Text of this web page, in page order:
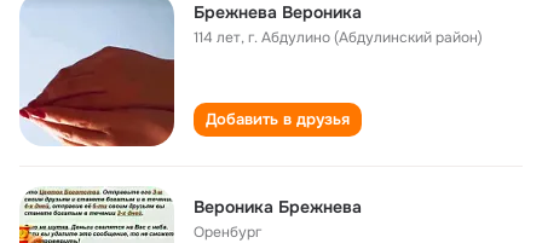
Брежнева Вероника
114 лет,г. Абдулино (Абдулинский район)
Добавить в друзья
Вероника Брежнева
Оренбург